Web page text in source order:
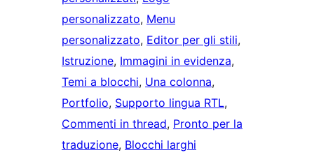
personalizzato, Menu
personalizzato, Editor per gli stili
Istruzione, Immagini in evidenza
Temi a blocchi, Una colonna
Portfolio, Supporto lingua RTL
Commenti in thread, Pronto per la
traduzione, Blocchi larghi